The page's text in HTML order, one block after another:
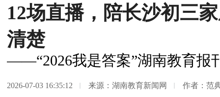
12场直播，陪长沙初三
清楚
——“2026我是答案”湖南教育报
2026-07-03 16:35:12 来源：湖南教育新闻网 作者：范